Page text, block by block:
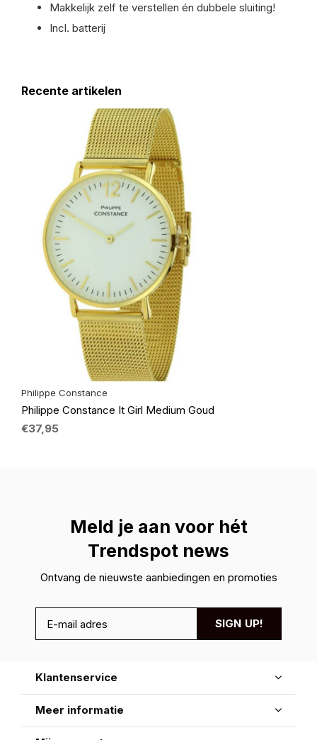
Makkelijk zelf te verstellen én dubbele sluiting!
Incl. batterij
Recente artikelen
Philippe Constance
Philippe Constance It Girl Medium Goud
€37,95
Meld je aan voor hét
Trendspot news
Ontvang de nieuwste aanbiedingen en promoties
SIGN UP!
Klantenservice
Meer informatie